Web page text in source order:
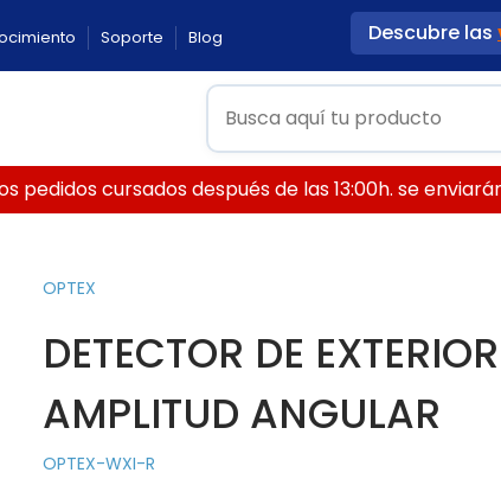
Soporte Blog Descubre las
pedidos cursados después de las 13:00h. se
OPTEX
DETECTOR DE
AMPLITUD ANGULAR
OPTEX-WXI-R